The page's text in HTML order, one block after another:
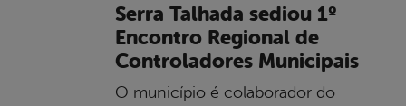
Serra Talhada sediou 1º
Encontro Regional de
Controladores Municipais
O município é colaborador do